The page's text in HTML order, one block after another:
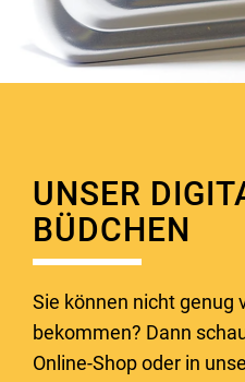
UNSER
BÜDCHEN
Sie können nicht genug
bekommen? Dann
Online-Shop oder in